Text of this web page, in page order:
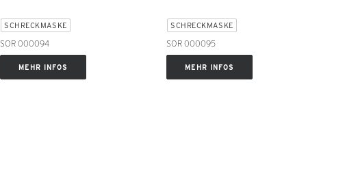
SCHRECKMASKE
SOR 000094
MEHR INFOS
SCHRECKMASKE
SOR 000095
MEHR INFOS